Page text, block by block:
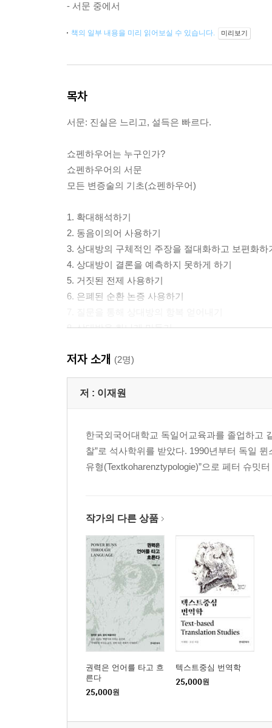
- 서문 중에서
책의 일부 내용을 미리 읽어보실 수 있습니다. 미리보기
목차
서문: 진실은 느리고, 설득은 빠르다.
​쇼펜하우어는 누구인가?
쇼펜하우어의 서문
모든 변증술의 기초(쇼펜하우어)
​1. 확대해석하기
2. 동음이의어 사용하기
3. 상대방의 구체적인 주장을 절대화하고 보편화하
4. 상대방이 결론을 예측하지 못하게 하기
5. 거짓된 전제 사용하기
6. 은폐된 순환 논증 사용하기
8. 상대방을 화나게 만들기
10. 역발상으로 상대방 의표 찌르기
11. 낱낱의 사실들에 대한 상대방의 시인을 보편적
12. 주장을 위한 유리한 비유 선택하기
15. 역설 사용하기
16. 상대의 양보에 근거한 논증하기
17. 미묘한 구별 짓기
20. 인정되지 않는 것 인정하기
21. 궤변에는 궤변으로 응수하기
22. 상대의 논거를 순환 논증으로 몰아가기
23. 상대의 발언을 과장으로 유도하기
24. 억지 결론 끌어내기
25. 예외 하나로 일반법칙 뒤집기
26. 상대 논거를 역이용하기
27. 상대의 분노를 이용해 공격하기
28. 청중을 겨냥해 웃음주기
30. 권위 빌려 설득하기
31. 겸손한 척하기
33. 이론과 현실의 괴리 주장하기
저자 소개 (2명)
저 : 이재원
한국외국어대학교 독일어교육과를 졸업하고
찰”로 석사학위를 받았다. 1990년부터 독일
유형(Textkoharenztypologie)”으로 페터 슈밋
작가의 다른 상품
권력은 언어를 타고 흐
른다
25,000원
텍스트중심 번역학
25,000원